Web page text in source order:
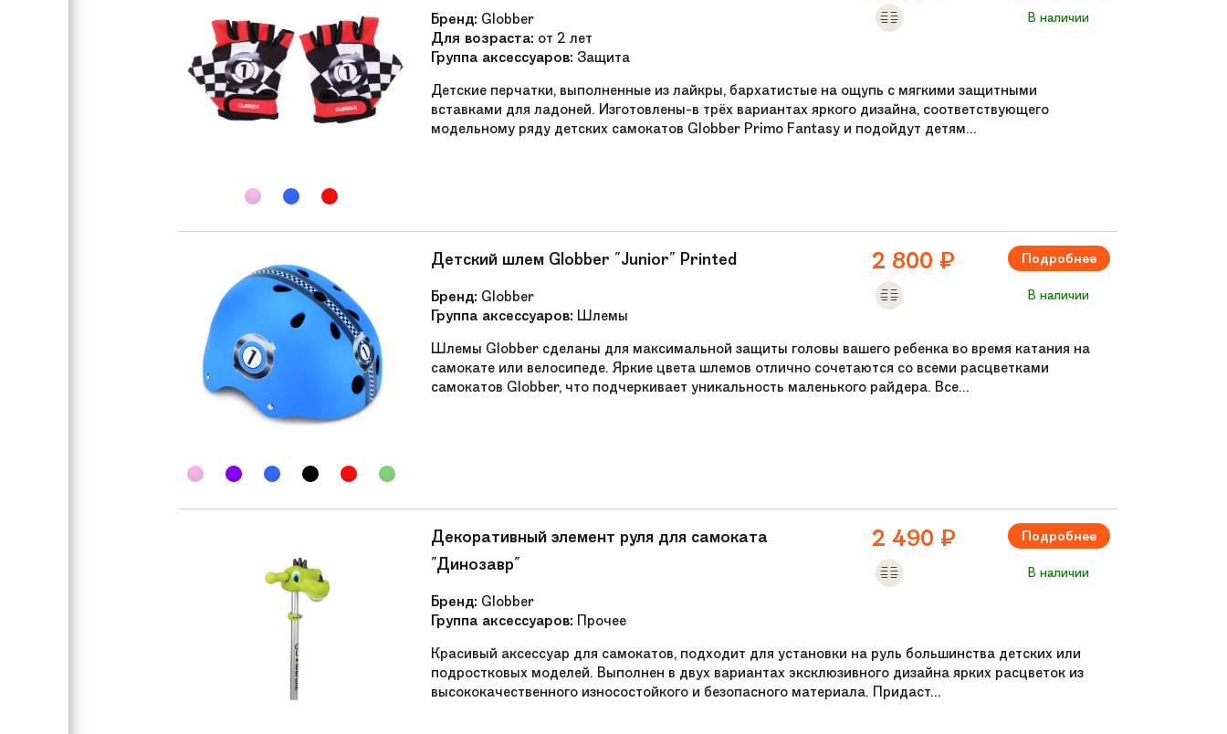
Бренд: Globber
Для возраста: от 2 лет
Группа аксессуаров: Защита
В наличии
Детские перчатки, выполненные из лайкры, бархатистые на ощупь с мягкими защитными
вставками для ладоней. Изготовлены-в трёх вариантах яркого дизайна, соответствующего
модельному ряду детских самокатов Globber Primo Fantasy и подойдут детям...
Детский шлем Globber "Junior" Printed
Бренд: Globber
Группа аксессуаров: Шлемы
2 800 ₽ Подробнее
В наличии
Шлемы Globber сделаны для максимальной защиты головы вашего ребенка во время катания на
самокате или велосипеде. Яркие цвета шлемов отлично сочетаются со всеми расцветками
самокатов Globber, что подчеркивает уникальность маленького райдера. Все...
Декоративный элемент руля для самоката
"Динозавр"
Бренд: Globber
Группа аксессуаров: Прочее
2 490 ₽ Подробнее
В наличии
Красивый аксессуар для самокатов, подходит для установки на руль большинства детских или
подростковых моделей. Выполнен в двух вариантах эксклюзивного дизайна ярких расцветок из
высококачественного износостойкого и безопасного материала. Придаст...